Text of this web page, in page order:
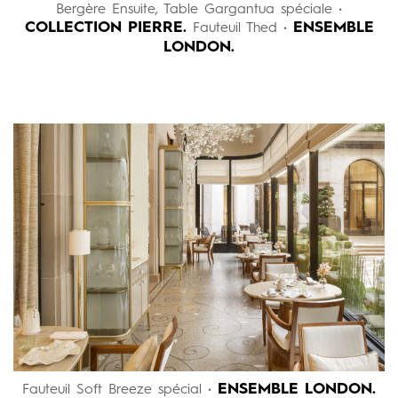
Bergère Ensuite, Table Gargantua spéciale •
COLLECTION PIERRE.Fauteuil Thed •
ENSEMBLE
LONDON.
Fauteuil Soft Breeze spécial • ENSEMBLE LONDON.